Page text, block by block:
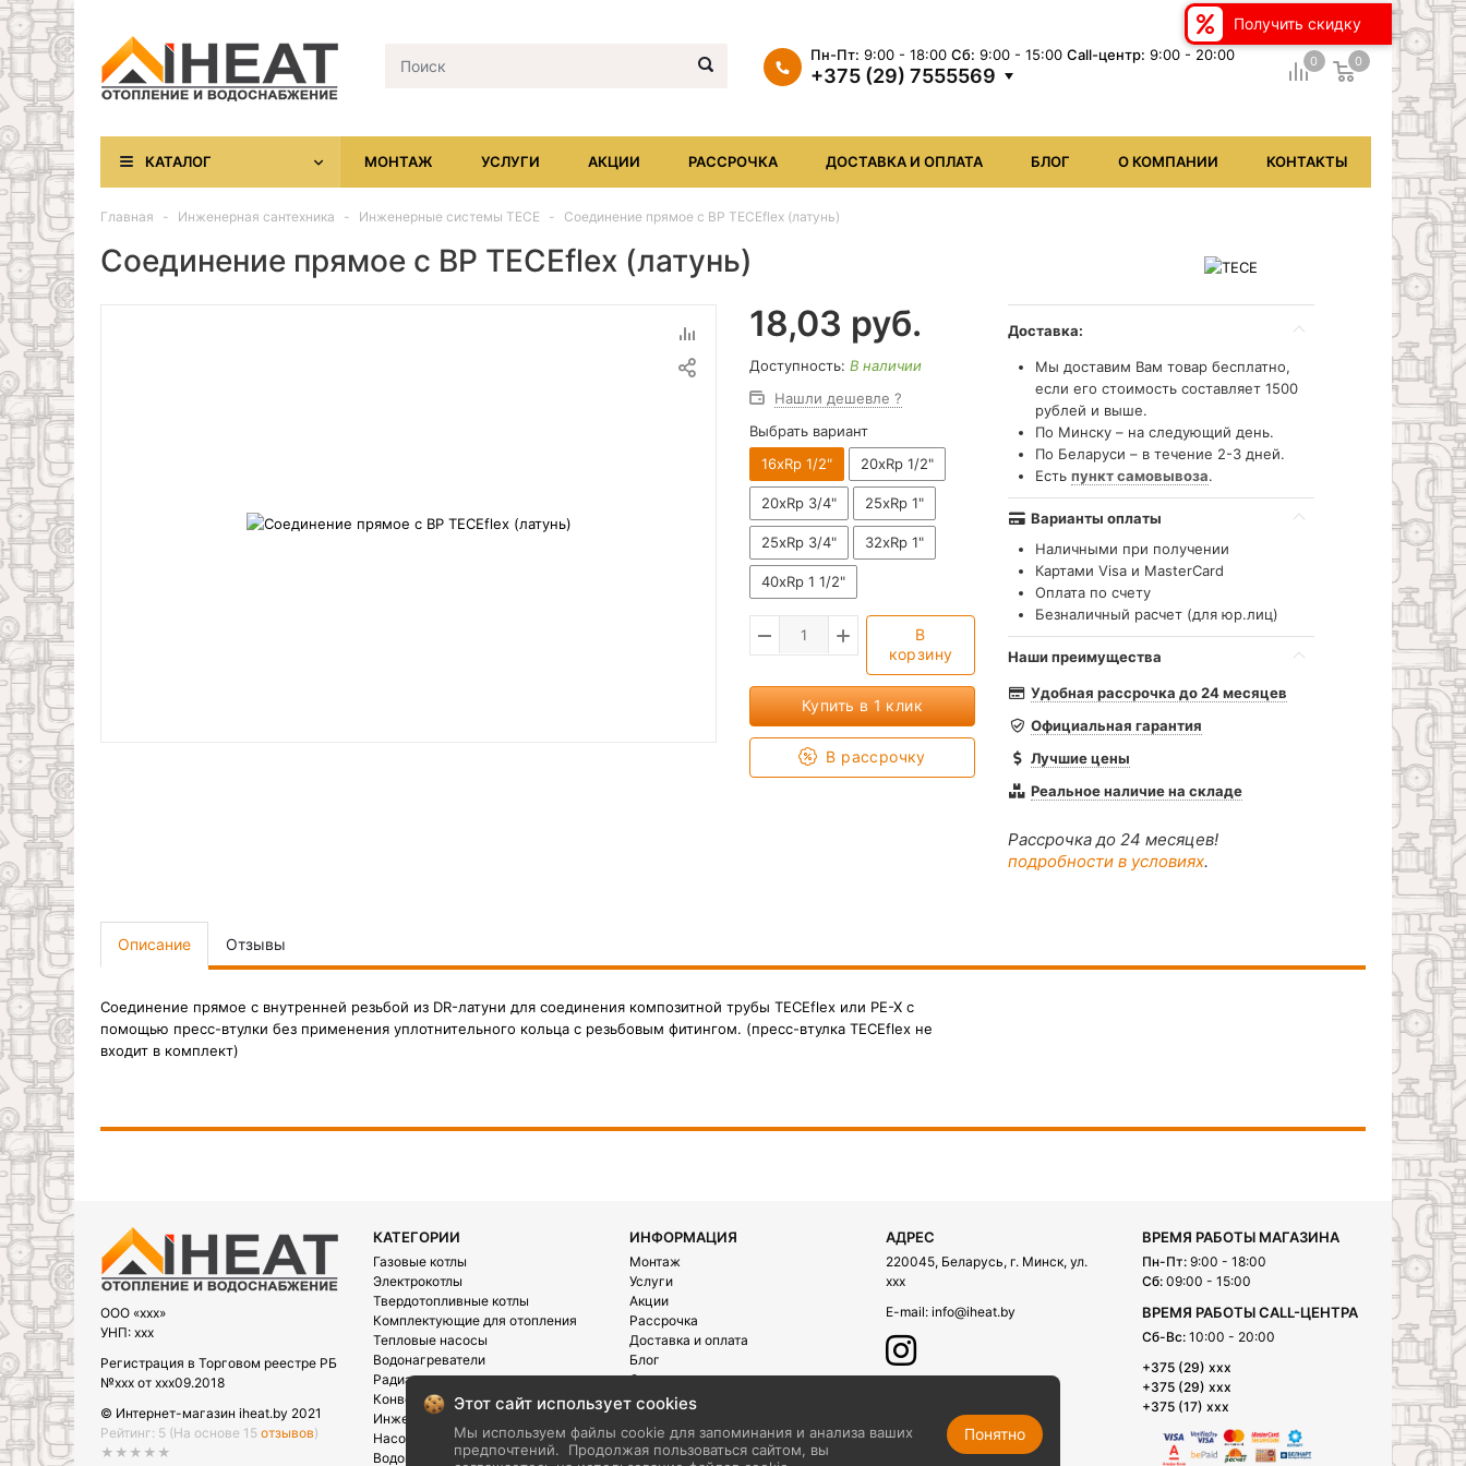
Пн-Пт: 9:00 - 18:00 Сб: 9:00 - 15:00 Сall-центр: 9:00 - 20:00
+375 (29) 7555569
+375 (17) XXX
КАТАЛОГ МОНТАЖ УСЛУГИ АКЦИИ РАССРОЧКА ДОСТАВКА И ОПЛАТА БЛОГ О КОМПАНИИ КОНТАКТЫ
0 0
Главная Инженерная сантехника Инженерные системы TECE Соединение прямое с ВР TECEflex (латунь)
Соединение прямое с ВР TECEflex (латунь)
18,03 руб.
Доступность: В наличии
Нашли дешевле ?
Выбрать вариант
16хRp 1/2"
20хRp 1/2"
20хRp 3/4" 25хRp 1"
25хRp 3/4" 32хRp 1"
40хRp 1 1/2"
В
корзину
Купить в 1 клик
В рассрочку
Доставка:
Мы доставим Вам товар бесплатно,
если его стоимость составляет 1500
рублей и выше.
По Минску – на следующий день.
По Беларуси – в течение 2-3 дней.
Есть пункт самовывоза.
Варианты оплаты
Наличными при получении
Картами Visa и MasterCard
Оплата по счету
Безналичный расчет (для юр.лиц)
Наши преимущества
Удобная рассрочка до 24 месяцев
Официальная гарантия
Лучшие цены
Реальное наличие на складе
Рассрочка до 24 месяцев!
подробности в условиях.
Описание Отзывы
Соединение прямое с внутренней резьбой из DR-латуни для соединения композитной трубы TECEflex или PE-X с
помощью пресс-втулки без применения уплотнительного кольца с резьбовым фитингом. (пресс-втулка TECEflex не
входит в комплект)
OOO «xxx»
УНП: xxx
Регистрация в Торговом реестре РБ
№xxx от xxx09.2018
© Интернет-магазин iheat.by 2021
Рейтинг: 5 (На основе 15 отзывов)
★★★★★
КАТЕГОРИИ
Газовые котлы
Электрокотлы
Твердотопливные котлы
Комплектующие для отопления
Тепловые насосы
Водонагреватели
Радиаторы
Конвектора
Инженерная сантехника
Насосы
Водоподготовка
ИНФОРМАЦИЯ
Монтаж
Услуги
Акции
Рассрочка
Доставка и оплата
Блог
О компании
Контакты
АДРЕС
220045, Беларусь, г. Минск, ул.
xxx
E-mail: info@iheat.by
ВРЕМЯ РАБОТЫ МАГАЗИНА
Пн-Пт: 9:00 - 18:00
Сб: 09:00 - 15:00
ВРЕМЯ РАБОТЫ CALL-ЦЕНТРА
Сб-Вс: 10:00 - 20:00
+375 (29) xxx
+375 (29) xxx
+375 (17) xxx
Получить скидку
Этот сайт использует cookies
Мы используем файлы cookie для запоминания и анализа ваших
предпочтений.
Продолжая пользоваться сайтом, вы
Понятно